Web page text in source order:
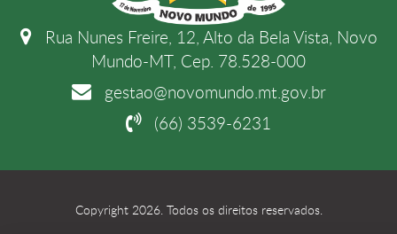
Rua Nunes Freire, 12, Alto da Bela Vista, Novo
Mundo-MT, Cep. 78.528-000
gestao@novomundo.mt.gov.br
(66) 3539-6231
Copyright 2026. Todos os direitos reservados.